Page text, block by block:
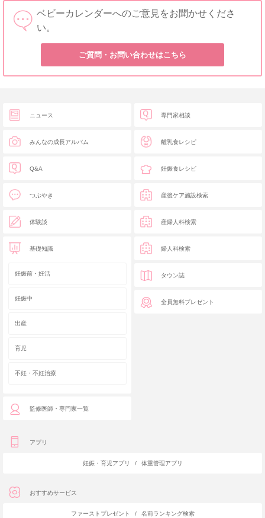
ベビーカレンダーへのご意見をお聞かせくださ
い。
ご質問・お問い合わせはこちら
ニュース
みんなの成長アルバム
Q&A
つぶやき
体験談
基礎知識
妊娠前・妊活
妊娠中
出産
育児
不妊・不妊治療
監修医師・専門家一覧
専門家相談
離乳食レシピ
妊娠食レシピ
産後ケア施設検索
産婦人科検索
婦人科検索
タウン誌
全員無料プレゼント
アプリ
妊娠・育児アプリ / 体重管理アプリ
おすすめサービス
ファーストプレゼント /
名前ランキング検索